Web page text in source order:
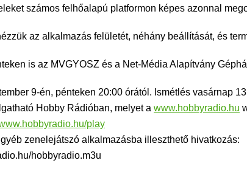
számos felhőalapú platformon képes azonnal
az alkalmazás felületét, néhány beállítását, és
is az MVGYOSZ és a Net-Média Alapítvány
9-én, pénteken 20:00 órától. Ismétlés vasárnap
Hobby Rádióban, melyet a www.hobbyradio.hu
play
zenelejátszó alkalmazásba illeszthető hivatkozás:
hobbyradio.m3u